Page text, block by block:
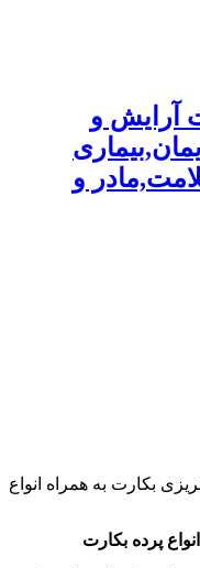
آرایش و
و
بکارت به همراه انواع
پرده بکارت